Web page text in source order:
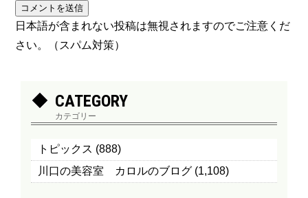
日本語が含まれない投稿は無視されますのでご注意くだ
さい。（スパム対策）
CATEGORY
カテゴリー
トピックス (888)
川口の美容室 カロルのブログ (1,108)